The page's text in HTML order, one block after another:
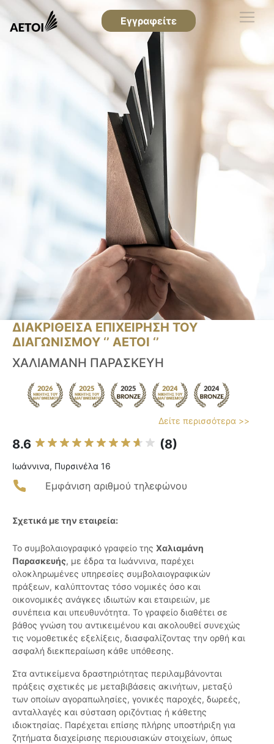
Εγγραφείτε
ΔΙΑΚΡΙΘΕΙΣΑ ΕΠΙΧΕΙΡΗΣΗ ΤΟΥ
ΔΙΑΓΩΝΙΣΜΟΥ ‘’ ΑΕΤΟΙ ‘’
ΧΑΛΙΑΜΑΝΗ ΠΑΡΑΣΚΕΥΗ
Δείτε περισσότερα >>
8.6 (8)
Ιωάννινα, Πυρσινέλα 16
Εμφάνιση αριθμού τηλεφώνου
Σχετικά με την εταιρεία:
Το συμβολαιογραφικό γραφείο της Χαλιαμάνη
Παρασκευής, με έδρα τα Ιωάννινα, παρέχει
ολοκληρωμένες υπηρεσίες συμβολαιογραφικών
πράξεων, καλύπτοντας τόσο νομικές όσο και
οικονομικές ανάγκες ιδιωτών και εταιρειών, με
συνέπεια και υπευθυνότητα. Το γραφείο διαθέτει σε
βάθος γνώση του αντικειμένου και ακολουθεί συνεχώς
τις νομοθετικές εξελίξεις, διασφαλίζοντας την ορθή και
ασφαλή διεκπεραίωση κάθε υπόθεσης.
Στα αντικείμενα δραστηριότητας περιλαμβάνονται
πράξεις σχετικές με μεταβιβάσεις ακινήτων, μεταξύ
των οποίων αγοραπωλησίες, γονικές παροχές, δωρεές,
ανταλλαγές και σύσταση οριζόντιας ή κάθετης
ιδιοκτησίας. Παρέχεται επίσης πλήρης υποστήριξη για
ζητήματα διαχείρισης περιουσιακών στοιχείων, όπως